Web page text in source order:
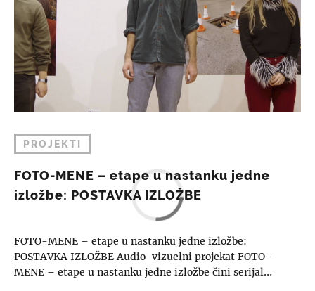
PROJEKTI
FOTO-MENE – etape u nastanku jedne
izložbe: POSTAVKA IZLOŽBE
FOTO-MENE – etape u nastanku jedne izložbe:
POSTAVKA IZLOŽBE Audio-vizuelni projekat FOTO-
MENE – etape u nastanku jedne izložbe čini serijal…